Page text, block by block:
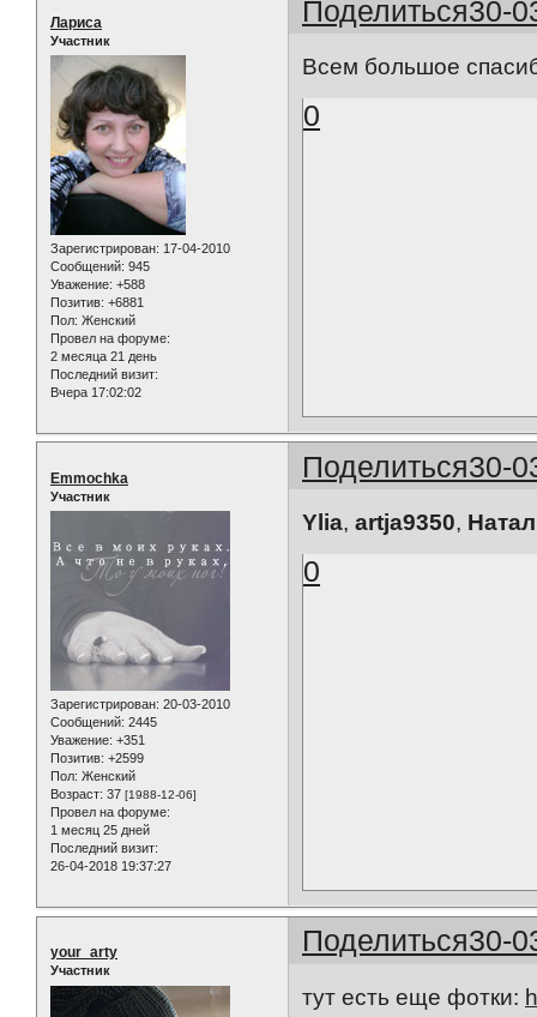
Поделиться30-
Лариса
Участник
Зарегистрирован: 17-04-2010
Сообщений: 945
Уважение: +588
Позитив: +6881
Пол: Женский
Провел на форуме:
2 месяца 21 день
Последний визит:
Вчера 17:02:02
Всем большое
0
Поделиться30-
Emmochka
Участник
Зарегистрирован: 20-03-2010
Сообщений: 2445
Уважение: +351
Позитив: +2599
Пол: Женский
Возраст: 37 [1988-12-06]
Провел на форуме:
1 месяц 25 дней
Последний визит:
26-04-2018 19:37:27
Ylia,artja9350,
0
Поделиться30-
your_arty
Участник
тут есть еще фотки: